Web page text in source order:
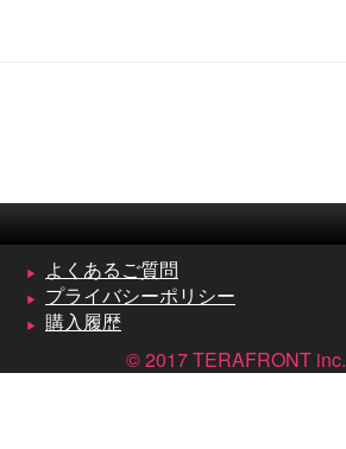
よくあるご質問
プライバシーポリシー
購入履歴
© 2017 TERAFRONT inc.